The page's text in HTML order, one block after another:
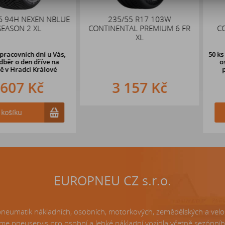
NBLUE
XL
dní u Vás,
dříve na
Králové
235/55 R17 103W
CONTINENTAL PREMIUM 6 FR
3 157 Kč
do
osobní
EUROPNEU CZ s.r.o.
nákladních, osobních, motorkových, zemědělských a